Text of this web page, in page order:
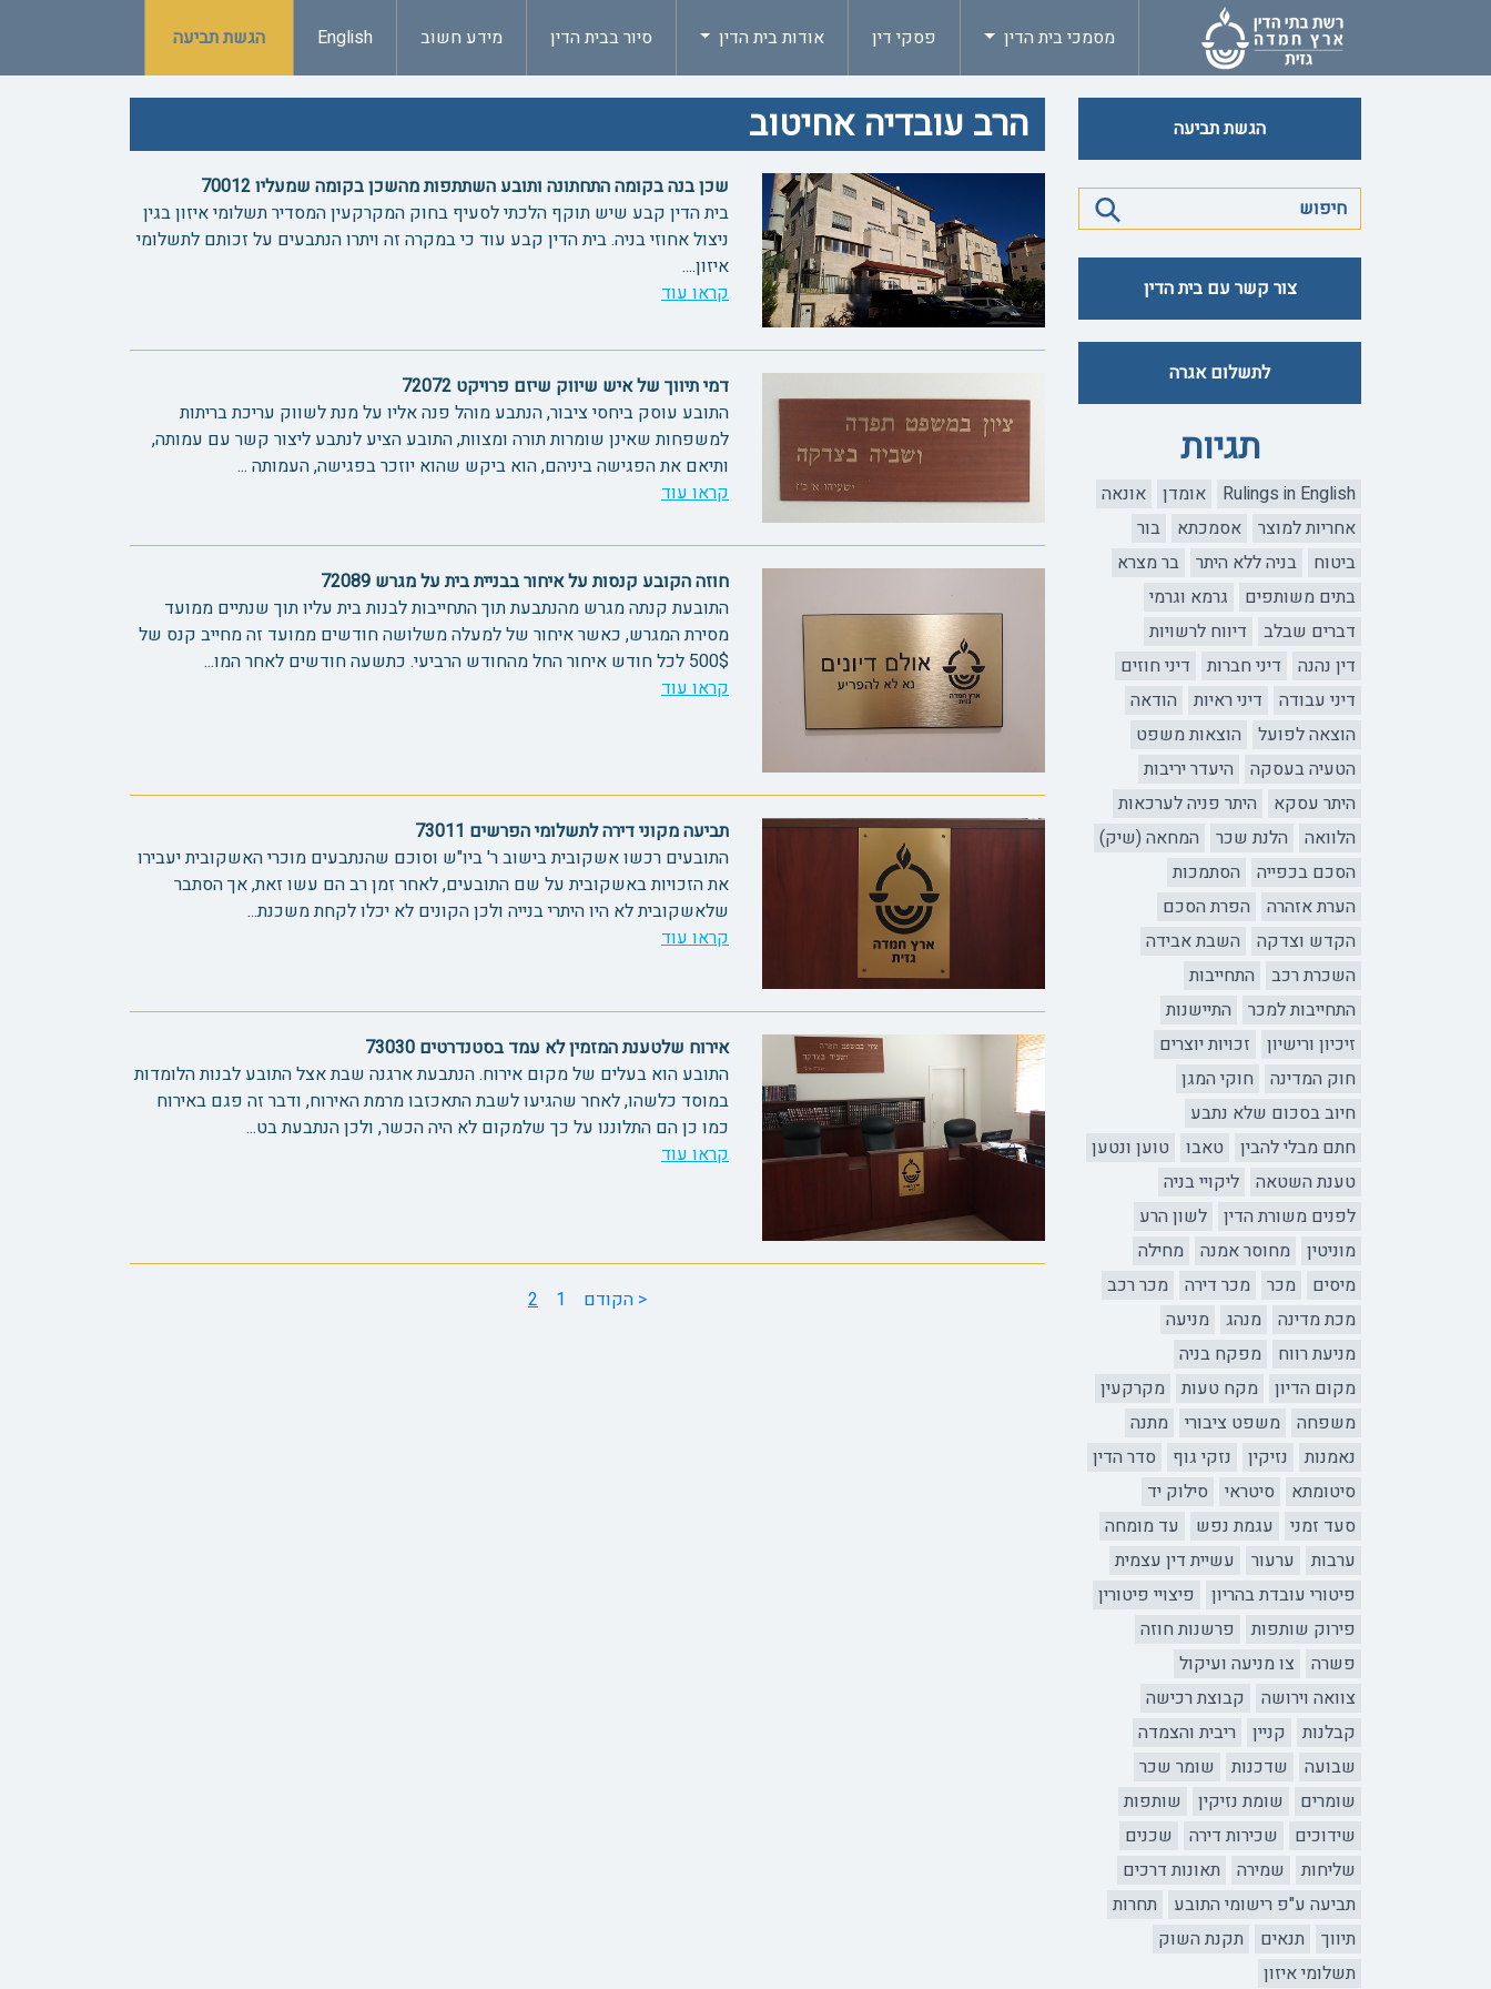
מסמכי בית הדין פסקי דין אודות בית הדין סיור בבית הדין מידע חשוב English הגשת תביעה
הגשת תביעה
צור קשר עם בית הדין
לתשלום אגרה
תגיות
Rulings in English אומדן
אונאה
אחריות למוצר
אסמכתא
בור
ביטוח
בניה ללא היתר
בר מצרא
בתים משותפים
גרמא וגרמי
דברים שבלב
דיווח לרשויות
דין נהנה
דיני חברות
דיני חוזים
דיני עבודה
דיני ראיות
הודאה
הוצאה לפועל
הוצאות משפט
הטעיה בעסקה
היעדר יריבות
היתר עסקא
היתר פניה לערכאות
הלוואה
הלנת שכר
המחאה (שיק)
הסכם בכפייה
הסתמכות
הערת אזהרה
הפרת הסכם
הקדש וצדקה
השבת אבידה
השכרת רכב
התחייבות
התחייבות למכר
התיישנות
זיכיון ורישיון
זכויות יוצרים
חוק המדינה
חוקי המגן
חיוב בסכום שלא נתבע
חתם מבלי להבין
טאבו
טוען ונטען
טענת השטאה
ליקויי בניה
לפנים משורת הדין
לשון הרע
מוניטין
מחוסר אמנה
מחילה
מיסים
מכר מכר דירה
מכר רכב
מכת מדינה
מנהג
מניעה
מניעת רווח
מפקח בניה
מקום הדיון
מקח טעות
מקרקעין
משפחה
משפט ציבורי
מתנה
נאמנות
נזיקין נזקי גוף
סדר הדין
סיטומתא
סיטראי
סילוק יד
סעד זמני
עגמת נפש
עד מומחה
ערבות
ערעור
עשיית דין עצמית
פיטורי עובדת בהריון
פיצויי פיטורין
פירוק שותפות
פרשנות חוזה
פשרה
צו מניעה ועיקול
צוואה וירושה
קבוצת רכישה
קבלנות
קניין
ריבית והצמדה
שבועה
שדכנות
שומר שכר
שומרים
שומת נזיקין
שותפות
שידוכים
שכירות דירה
שכנים
שליחות
שמירה
תאונות דרכים
תביעה ע"פ רישומי התובע
תחרות
תיווך
תנאים
תקנת השוק
תשלומי איזון
הרב עובדיה אחיטוב
שכן בנה בקומה התחתונה ותובע השתתפות מהשכן בקומה שמעליו 70012
בית הדין קבע שיש תוקף הלכתי לסעיף בחוק המקרקעין המסדיר תשלומי איזון בגין
ניצול אחוזי בניה. בית הדין קבע עוד כי במקרה זה ויתרו הנתבעים על זכותם לתשלומי
איזון....
קראו עוד
דמי תיווך של איש שיווק שיזם פרויקט 72072
התובע עוסק ביחסי ציבור, הנתבע מוהל פנה אליו על מנת לשווק עריכת בריתות
למשפחות שאינן שומרות תורה ומצוות, התובע הציע לנתבע ליצור קשר עם עמותה,
ותיאם את הפגישה ביניהם, הוא ביקש שהוא יוזכר בפגישה, העמותה ...
קראו עוד
חוזה הקובע קנסות על איחור בבניית בית על מגרש 72089
התובעת קנתה מגרש מהנתבעת תוך התחייבות לבנות בית עליו תוך שנתיים ממועד
מסירת המגרש, כאשר איחור של למעלה משלושה חודשים ממועד זה מחייב קנס של
500$ לכל חודש איחור החל מהחודש הרביעי. כתשעה חודשים לאחר המו...
קראו עוד
תביעה מקוני דירה לתשלומי הפרשים 73011
התובעים רכשו אשקובית בישוב ר' ביו"ש וסוכם שהנתבעים מוכרי האשקובית יעבירו
את הזכויות באשקובית על שם התובעים, לאחר זמן רב הם עשו זאת, אך הסתבר
שלאשקובית לא היו היתרי בנייה ולכן הקונים לא יכלו לקחת משכנת...
קראו עוד
אירוח שלטענת המזמין לא עמד בסטנדרטים 73030
התובע הוא בעלים של מקום אירוח. הנתבעת ארגנה שבת אצל התובע לבנות הלומדות
במוסד כלשהו, לאחר שהגיעו לשבת התאכזבו מרמת האירוח, ודבר זה פגם באירוח
כמו כן הם התלוננו על כך שלמקום לא היה הכשר, ולכן הנתבעת בט...
קראו עוד
< הקודם 1
2